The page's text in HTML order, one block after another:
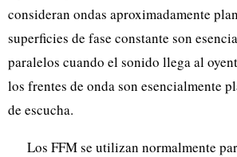
consideran ondas aproximadamente
superficies de fase constante son
paralelos cuando el sonido llega al
los frentes de onda son esencialmente
de escucha.
Los FFM se utilizan normalmente